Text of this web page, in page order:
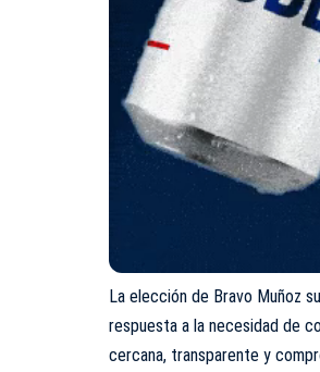
La elección de Bravo Muñoz
respuesta a la necesidad de
cercana, transparente y